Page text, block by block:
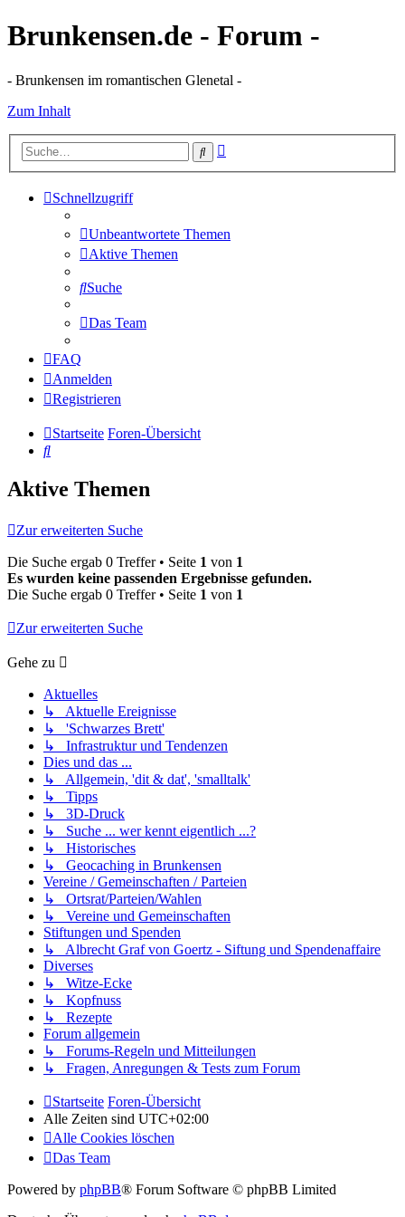
Brunkensen.de - Forum -
- Brunkensen im romantischen Glenetal -
Zum Inhalt
Suche
Schnellzugriff
Unbeantwortete Themen
Aktive Themen
Suche
Das Team
FAQ
Anmelden
Registrieren
Startseite Foren-Übersicht
Suche
Aktive Themen
Zur erweiterten Suche
Die Suche ergab 0 Treffer • Seite 1 von 1
Es wurden keine passenden Ergebnisse gefunden.
Die Suche ergab 0 Treffer • Seite 1 von 1
Zur erweiterten Suche
Gehe zu
Aktuelles
↳ Aktuelle Ereignisse
↳ 'Schwarzes Brett'
↳ Infrastruktur und Tendenzen
Dies und das ...
↳ Allgemein, 'dit & dat', 'smalltalk'
↳ Tipps
↳ 3D-Druck
↳ Suche ... wer kennt eigentlich ...?
↳ Historisches
↳ Geocaching in Brunkensen
Vereine / Gemeinschaften / Parteien
↳ Ortsrat/Parteien/Wahlen
↳ Vereine und Gemeinschaften
Stiftungen und Spenden
↳ Albrecht Graf von Goertz - Siftung und Spendenaffaire
Diverses
↳ Witze-Ecke
↳ Kopfnuss
↳ Rezepte
Forum allgemein
↳ Forums-Regeln und Mitteilungen
↳ Fragen, Anregungen & Tests zum Forum
Startseite Foren-Übersicht
Alle Zeiten sind UTC+02:00
Alle Cookies löschen
Das Team
Powered by phpBB® Forum Software © phpBB Limited